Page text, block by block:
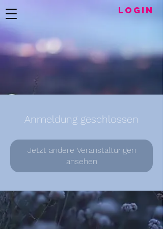
LogIN
Anmeldung geschlossen
Jetzt andere Veranstaltungen
ansehen